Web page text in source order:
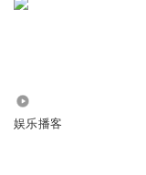
娱乐播客